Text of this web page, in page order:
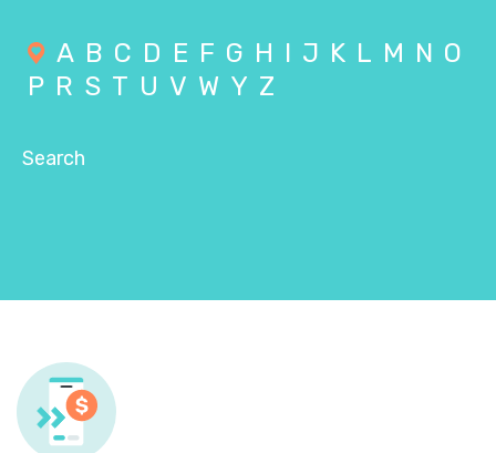
A B C D E F G H I J K L M N O
P R S T U V W Y Z
Search